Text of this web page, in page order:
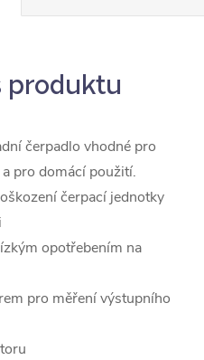
produktu
čerpadlo vhodné pro
pro domácí použití.
čerpací jednotky
opotřebením na
pro měření výstupního